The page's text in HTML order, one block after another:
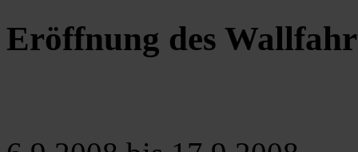
Eröffnung des